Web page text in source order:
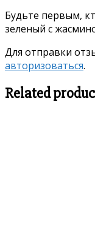
Будьте первым,
зеленый с
Для отправки
авторизоваться.
Related